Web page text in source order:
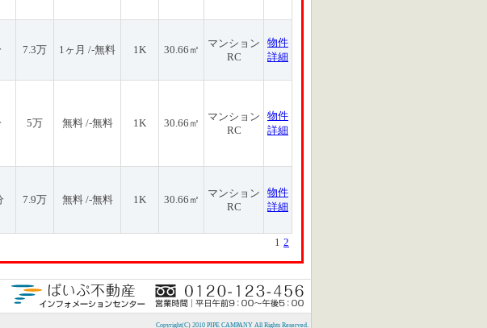
7.3万 1ヶ月 /-無料 1K 30.66㎡
マンション
RC
物件
詳細
5万 無料 /-無料 1K 30.66㎡
マンション
RC
物件
詳細
7.9万 無料 /-無料 1K 30.66㎡
マンション
RC
物件
詳細
1 2
Copyright(C) 2010 PIPE CAMPANY All Rights Reserved.